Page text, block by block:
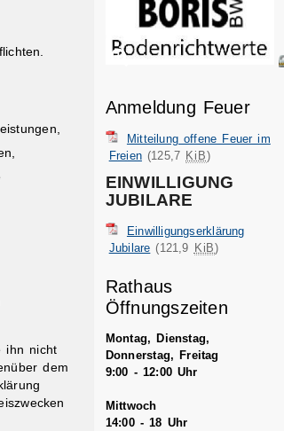
ihn nicht
dem
Anmeldung Feuer
Mitteilung offene Feuer im
Freien (125,7 KiB)
EINWILLIGUNG
JUBILARE
Einwilligungserklärung
Jubilare (121,9 KiB)
Rathaus
Öffnungszeiten
Montag, Dienstag,
Donnerstag, Freitag
9:00 - 12:00 Uhr
Mittwoch
14:00 - 18 Uhr